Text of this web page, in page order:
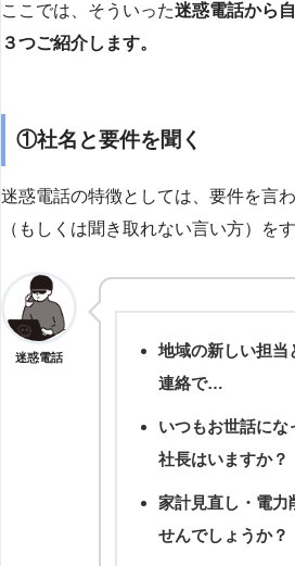
ここでは、そういった迷惑電話から
３つご紹介します。
①社名と要件を聞く
迷惑電話の特徴としては、要件を言
（もしくは聞き取れない言い方）を
迷惑電話
地域の新しい担当
連絡で…
いつもお世話にな
社長はいますか？
家計見直し・電力
せんでしょうか？